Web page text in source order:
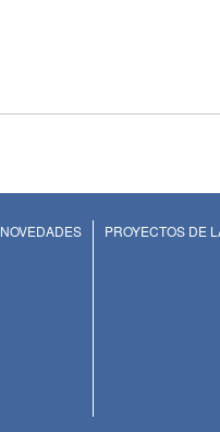
NOVEDADES PROYECTOS DE